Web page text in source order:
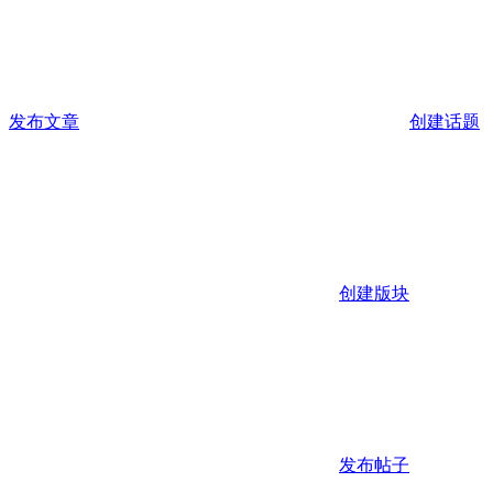
发布文章 创建话题
创建版块
发布帖子